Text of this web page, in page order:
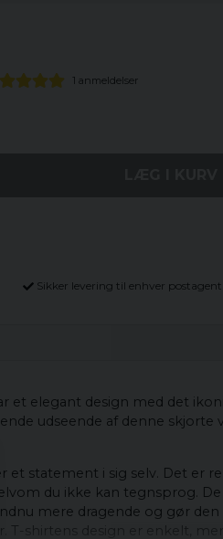
1 anmeldelser
Sikker levering til enhver postagent
et elegant design med det
udseende af denne skjorte
er et statement i sig selv. Det er
du ikke kan tegnsprog.
mere dragende og gør
shirtens design er enkelt,